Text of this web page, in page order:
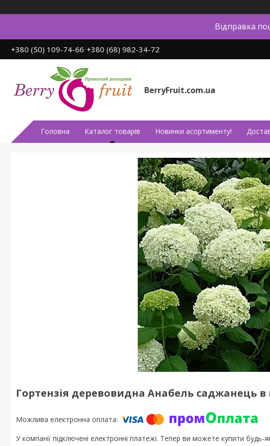
Відправка
+380 (50) 109-74-66 +380 (68) 982-34-72
BerryFruit.com.ua
Головна Каталог товарів Новинки асортименту!
Гортензія деревовидна Анабель саджанець в
У компанії підключені електронні платежі. Тепер ви можете купити